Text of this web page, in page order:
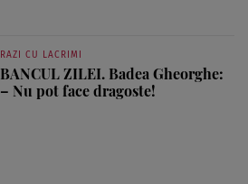
RAZI CU LACRIMI
BANCUL ZILEI. Badea Gheorghe:
– Nu pot face dragoste!